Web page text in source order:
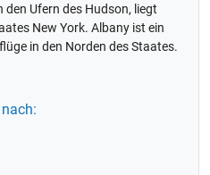
den Ufern des Hudson, liegt
New York. Albany ist ein
in den Norden des Staates.